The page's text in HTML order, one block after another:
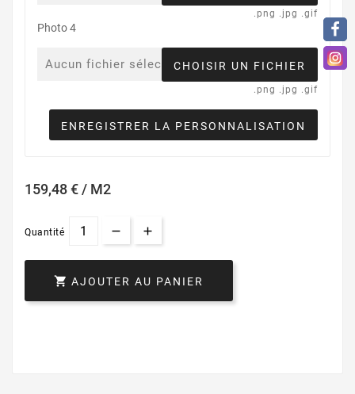
.png .jpg .gif
Photo 4
Aucun fichier sélectionnéCHOISIR UN FICHIER
.png .jpg .gif
ENREGISTRER LA PERSONNALISATION
159,48 € / M2
Quantité
 AJOUTER AU PANIER